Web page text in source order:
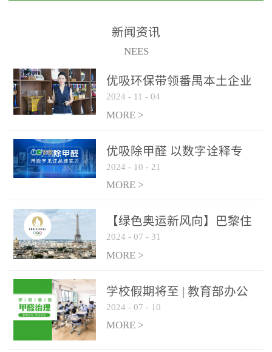
保施工日期：2020年1月珠
（及各出入境边防检查
新闻资讯
NEES
优吸环保带领番禺本​土企业
勇敢破局向“新”
2024 - 11 - 04
MORE >
优吸除甲醛 以数字诠释专
业，尽显除醛品牌实力！
2024 - 10 - 21
MORE >
【绿色奥运新风向】巴黎住
宿风波：优吸环保共建健康
绿色家居
2024 - 07 - 31
MORE >
学校假期将至 | 教育部办公
厅关于加强学校新建校舍室
内空气质量管理通知
2024 - 07 - 10
MORE >